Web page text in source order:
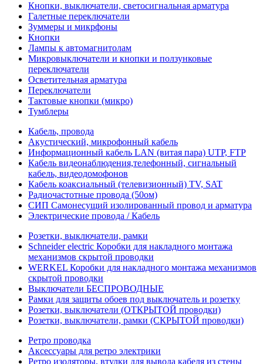
Кнопки, выключатели, светосигнальная арматура
Галетные переключатели
Зуммеры и микрфоны
Кнопки
Лампы к автомагнитолам
Микровыключатели и кнопки и ползунковые
переключатели
Осветительная арматура
Переключатели
Тактовые кнопки (микро)
Тумблеры
Кабель, провода
Акустический, микрофонный кабель
Информационный кабель LAN (витая пара) UTP, FTP
Кабель видеонаблюдения,телефонный, сигнальный
кабель, видеодомофонов
Кабель коаксиальный (телевизионный) TV, SAT
Радиочастотные провода (50ом)
СИП Самонесущий изолированный провод и арматура
Электрические провода / Кабель
Розетки, выключатели, рамки
Schneider electric Коробки для накладного монтажа
механизмов скрытой проводки
WERKEL Коробки для накладного монтажа механизмов
скрытой проводки
Выключатели БЕСПРОВОДНЫЕ
Рамки для защиты обоев под выключатель и розетку
Розетки, выключатели (ОТКРЫТОЙ проводки)
Розетки, выключатели, рамки (СКРЫТОЙ проводки)
Ретро проводка
Аксессуары для ретро электрики
Ретро изоляторы, втулки для вывода кабеля из стены